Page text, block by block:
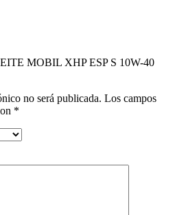
MOBIL XHP ESP S 10W-40
no será publicada. Los campos
*